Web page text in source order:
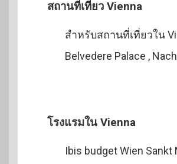
สถานที่เที่ยว Vienna
สำหรับสถานที่เที่ยวใน
Belvedere Palace ,
โรงแรมใน Vienna
Ibis budget Wien